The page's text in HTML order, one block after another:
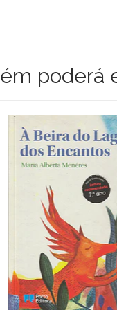
poderá